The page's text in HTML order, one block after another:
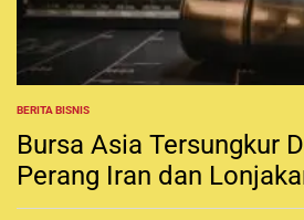
P
O
S
T
E
BERITA BISNIS
Bursa Asia Tersungkur
Perang Iran dan